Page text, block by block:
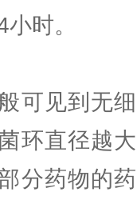
时。
可见到无
环直径越
分药物的